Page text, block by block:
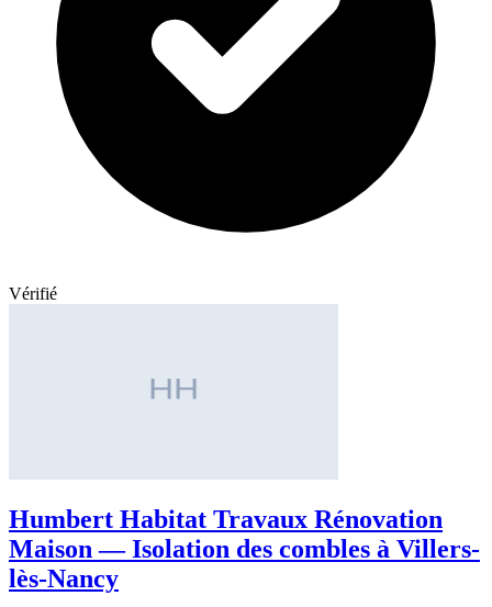
Vérifié
Humbert Habitat Travaux Rénovation
Maison — Isolation des combles à Villers-
lès-Nancy